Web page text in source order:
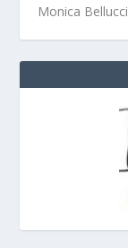
Monica Bellucci